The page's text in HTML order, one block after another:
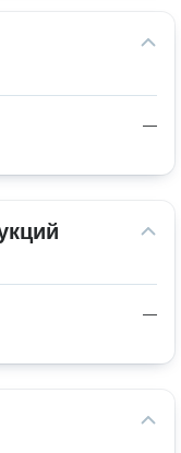
—
—